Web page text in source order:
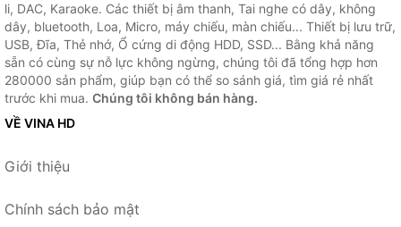
li, DAC, Karaoke. Các thiết bị âm thanh, Tai nghe có dây, không
dây, bluetooth, Loa, Micro, máy chiếu, màn chiếu... Thiết bị lưu trữ,
USB, Đĩa, Thẻ nhớ, Ổ cứng di động HDD, SSD... Bằng khả năng
sẵn có cùng sự nỗ lực không ngừng, chúng tôi đã tổng hợp hơn
280000 sản phẩm, giúp bạn có thể so sánh giá, tìm giá rẻ nhất
trước khi mua. Chúng tôi không bán hàng.
VỀ VINA HD
Giới thiệu
Chính sách bảo mật